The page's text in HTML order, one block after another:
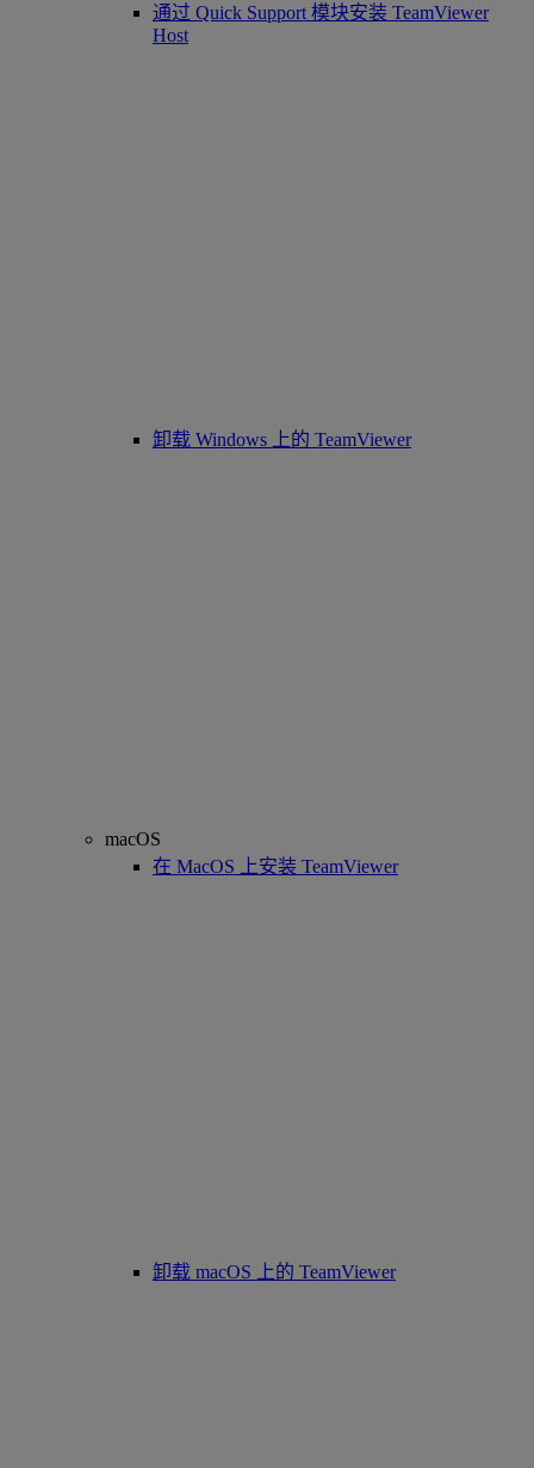
通过 Quick Support 模块安装 TeamViewer
Host
卸载 Windows 上的 TeamViewer
macOS
在 MacOS 上安装 TeamViewer
卸载 macOS 上的 TeamViewer